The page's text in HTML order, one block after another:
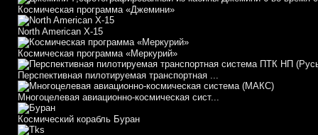
Космическая программа «Джемини»
North American X-15
Космическая программа «Меркурий»
Перспективная пилотируемая транспортная ...
Многоцелевая авиационно-космическая сист...
Космический корабль Буран